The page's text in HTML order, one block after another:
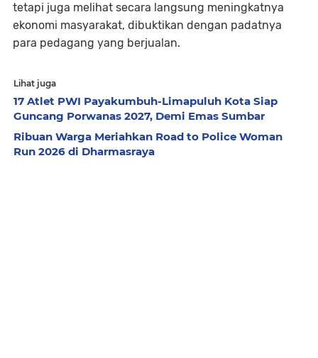
tetapi juga melihat secara langsung meningkatnya
ekonomi masyarakat, dibuktikan dengan padatnya
para pedagang yang berjualan.
Lihat juga
17 Atlet PWI Payakumbuh-Limapuluh Kota Siap
Guncang Porwanas 2027, Demi Emas Sumbar
Ribuan Warga Meriahkan Road to Police Woman
Run 2026 di Dharmasraya